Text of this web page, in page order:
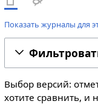
Показать журналы для
Выбор версий:
хотите сравнить, и